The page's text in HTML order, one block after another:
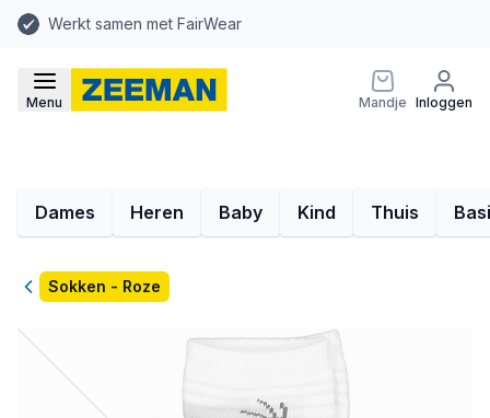
Werkt samen met FairWear
Menu Mandje Inloggen
Dames Heren Baby Kind Thuis
TerugSokken - Roze